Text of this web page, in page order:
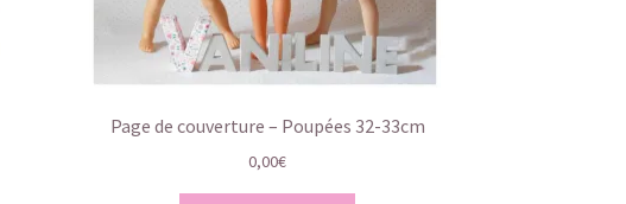
Page de couverture – Poupées 32-33cm
0,00€